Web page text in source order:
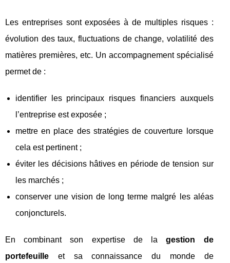
Les entreprises sont exposées à de multiples risques :
évolution des taux, fluctuations de change, volatilité des
matières premières, etc. Un accompagnement spécialisé
permet de :
identifier les principaux risques financiers auxquels
l’entreprise est exposée ;
mettre en place des stratégies de couverture lorsque
cela est pertinent ;
éviter les décisions hâtives en période de tension sur
les marchés ;
conserver une vision de long terme malgré les aléas
conjoncturels.
En combinant son expertise de lagestion de
portefeuille et sa connaissance du monde de